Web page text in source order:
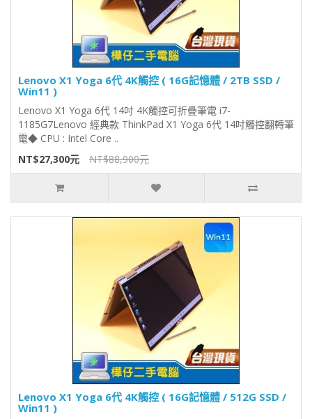
Lenovo X1 Yoga 6代 4K觸控 ( 16G記憶體 / 2TB SSD /
Win11 )
Lenovo X1 Yoga 6代 14吋 4K觸控可折疊筆電 i7-
1185G7Lenovo 經典款 ThinkPad X1 Yoga 6代 14吋觸控翻轉筆
電◆ CPU : Intel Core ..
NT$27,300元
NT$88,900元
Lenovo X1 Yoga 6代 4K觸控 ( 16G記憶體 / 512G SSD /
Win11 )